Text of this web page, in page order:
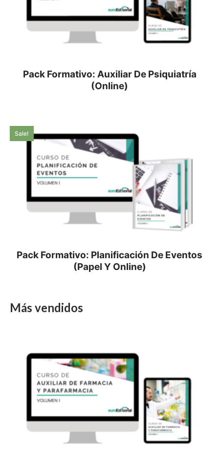
Pack Formativo: Auxiliar De Psiquiatría
(Online)
Sale!
Pack Formativo: Planificación De Eventos
(Papel Y Online)
Más vendidos